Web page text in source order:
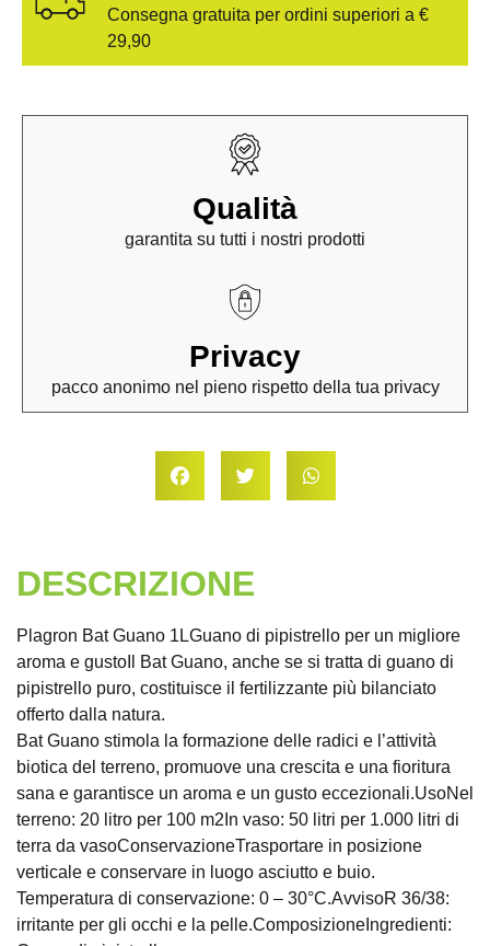
Consegna gratuita per ordini superiori a €
29,90
Qualità
garantita su tutti i nostri prodotti
Privacy
pacco anonimo nel pieno rispetto della tua privacy
DESCRIZIONE
Plagron Bat Guano 1LGuano di pipistrello per un migliore
aroma e gustoIl Bat Guano, anche se si tratta di guano di
pipistrello puro, costituisce il fertilizzante più bilanciato
offerto dalla natura.
Bat Guano stimola la formazione delle radici e l’attività
biotica del terreno, promuove una crescita e una fioritura
sana e garantisce un aroma e un gusto eccezionali.UsoNel
terreno: 20 litro per 100 m2In vaso: 50 litri per 1.000 litri di
terra da vasoConservazioneTrasportare in posizione
verticale e conservare in luogo asciutto e buio.
Temperatura di conservazione: 0 – 30°C.AvvisoR 36/38:
irritante per gli occhi e la pelle.ComposizioneIngredienti: